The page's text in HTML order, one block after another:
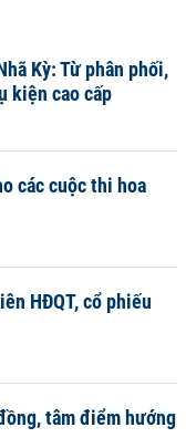
Kỳ: Từ phân phối,
kiện cao cấp
các cuộc thi hoa
HĐQT, cổ phiếu
tâm điểm hướng